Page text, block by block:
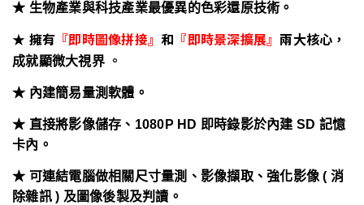
★ 生物產業與科技產業最優異的色彩還原技術。
★ 擁有 『即時圖像拼接』 和 『即時景深擴展』 兩大核心 ，
成就顯微大視界。
★ 內建簡易量測軟體。
★ 直接將影像儲存、1080P HD 即時錄影於內建 SD 記憶
卡內。
★ 可連結電腦做相關尺寸量測、影像擷取、強化影像 ( 消
除雜訊 ) 及圖像後製及判讀。